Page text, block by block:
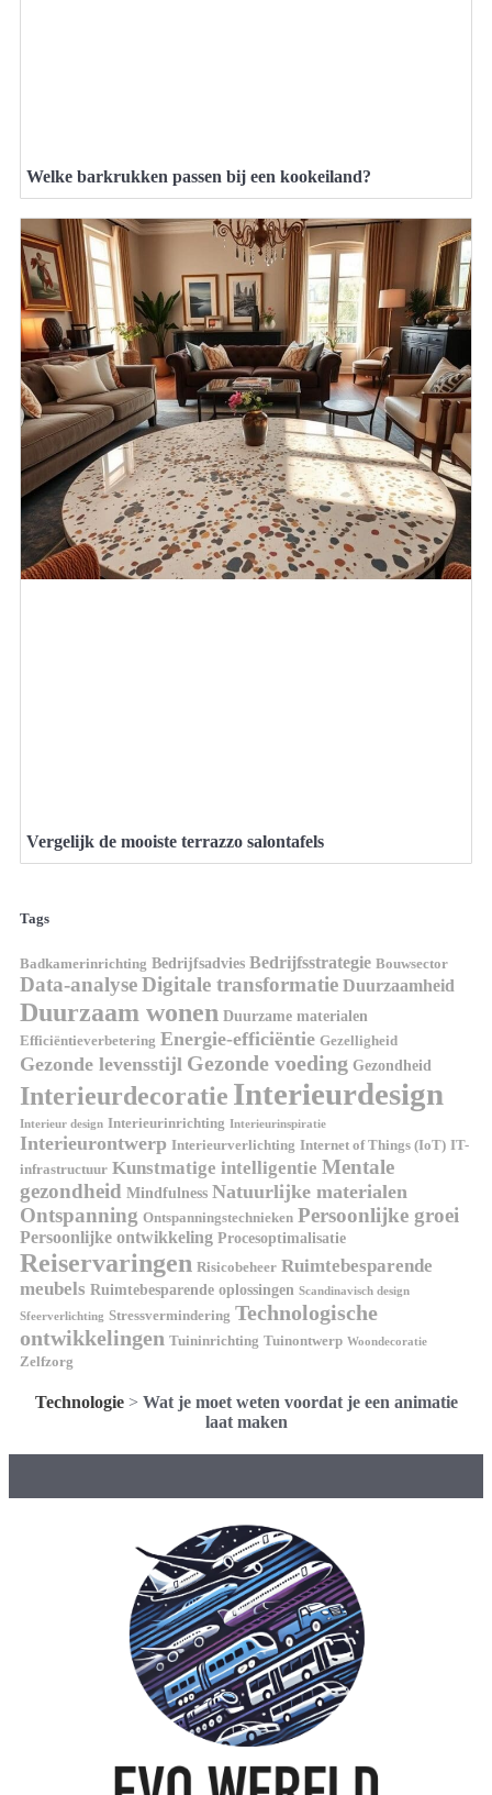
Welke barkrukken passen bij een kookeiland?
Vergelijk de mooiste terrazzo salontafels
Tags
Badkamerinrichting Bedrijfsadvies Bedrijfsstrategie Bouwsector
Data-analyseDigitale transformatie Duurzaamheid
Duurzaam wonen Duurzame materialen
Efficiëntieverbetering Energie-efficiëntie Gezelligheid
Gezonde levensstijl Gezonde voeding Gezondheid
Interieurdecoratie Interieurdesign
Interieur design Interieurinrichting Interieurinspiratie
Interieurontwerp Interieurverlichting Internet of Things (IoT) IT-
infrastructuur Kunstmatige intelligentie Mentale
gezondheid Mindfulness Natuurlijke materialen
Ontspanning Ontspanningstechnieken Persoonlijke groei
Persoonlijke ontwikkeling Procesoptimalisatie
Reiservaringen Risicobeheer Ruimtebesparende
meubels Ruimtebesparende oplossingen Scandinavisch design
Sfeerverlichting Stressvermindering Technologische
ontwikkelingen Tuininrichting Tuinontwerp Woondecoratie
Zelfzorg
Technologie> Wat je moet weten voordat je een animatie
laat maken